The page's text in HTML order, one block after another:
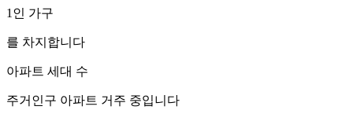
1인 가구
를 차지합니다
아파트 세대 수
주거인구 아파트 거주 중입니다